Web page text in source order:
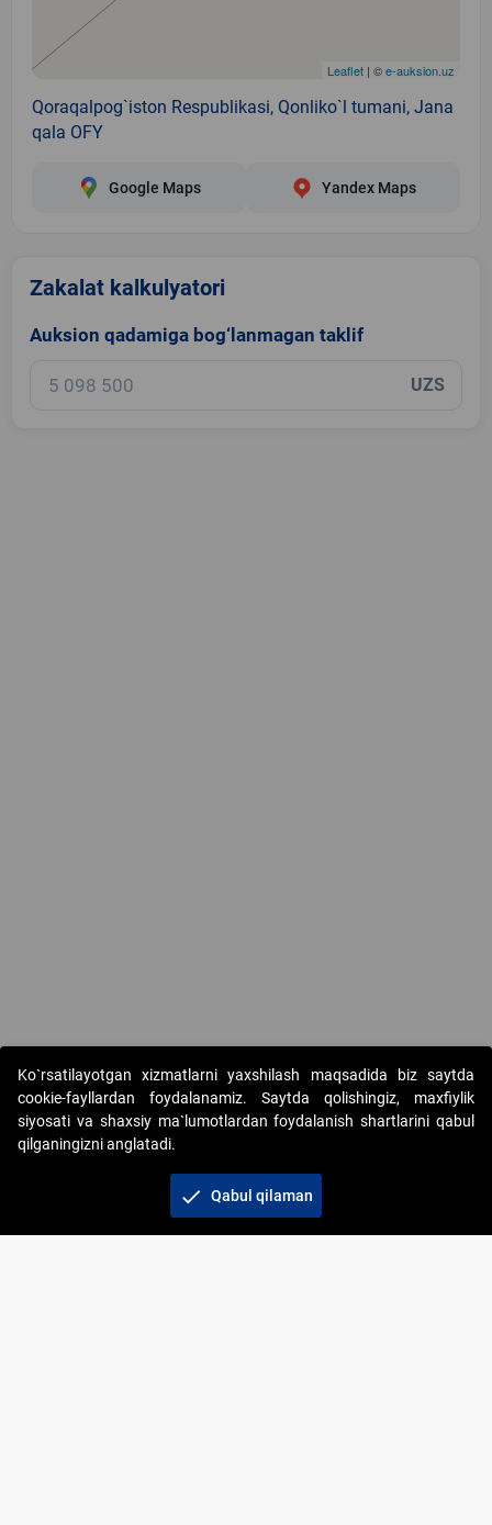
Leaflet | ©e-auksion.uz
Qoraqalpog`iston Respublikasi, Qonliko`l tumani, Jana
qala OFY
Google Maps Yandex Maps
Zakalat kalkulyatori
Auksion qadamiga bog‘lanmagan taklif
UZS
Copyright © 2017-2026. "Elektron onlayn-auksionlarni
tashkil etish" AJ. Barcha huquqlar himoyalangan
Ko`rsatilayotgan xizmatlarni yaxshilash maqsadida biz saytda
cookie-fayllardan foydalanamiz. Saytda qolishingiz, maxfiylik
siyosati va shaxsiy ma`lumotlardan foydalanish shartlarini qabul
qilganingizni anglatadi.
check Qabul qilaman